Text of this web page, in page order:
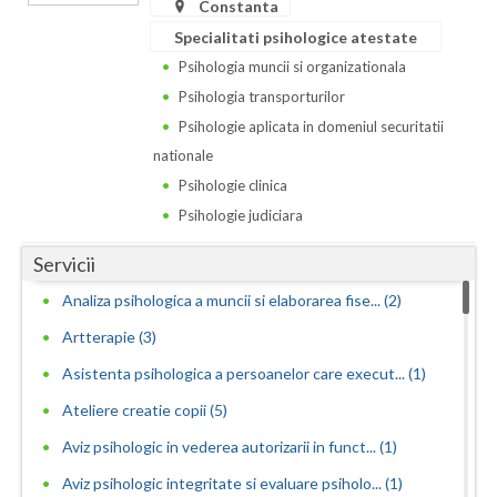
Constanta
Specialitati psihologice atestate
Psihologia muncii si organizationala
Psihologia transporturilor
Psihologie aplicata in domeniul securitatii
nationale
Psihologie clinica
Psihologie judiciara
Servicii
Analiza psihologica a muncii si elaborarea fise... (2)
Artterapie (3)
Asistenta psihologica a persoanelor care execut... (1)
Ateliere creatie copii (5)
Aviz psihologic in vederea autorizarii in funct... (1)
Aviz psihologic integritate si evaluare psiholo... (1)